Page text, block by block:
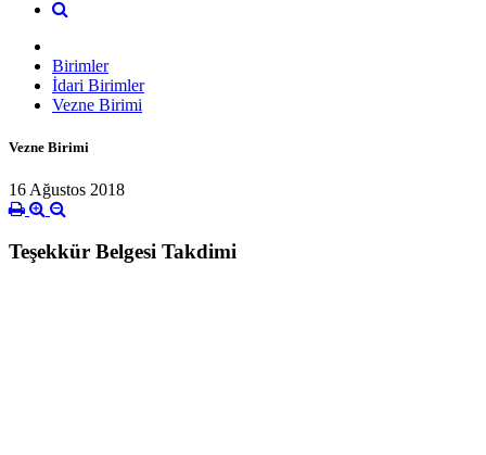
Birimler
İdari Birimler
Vezne Birimi
Vezne Birimi
16 Ağustos 2018
Teşekkür Belgesi Takdimi